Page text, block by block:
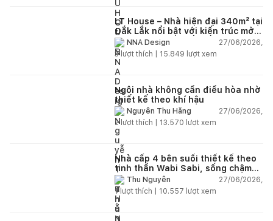
LT House – Nhà hiện đại 340m² tại
Đắk Lắk nổi bật với kiến trúc mở
và hệ sân vườn kết nối thiên
nhiên
NNA Design
27/06/2026,
3lượt thích | 15.849 lượt xem
Ngôi nhà không cần điều hòa nhờ
thiết kế theo khí hậu
Nguyễn Thu Hằng
27/06/2026,
2lượt thích | 13.570 lượt xem
Nhà cấp 4 bên suối thiết kế theo
tinh thần Wabi Sabi, sống chậm
giữa thiên nhiên
Thu Nguyễn
27/06/2026,
1lượt thích | 10.557 lượt xem